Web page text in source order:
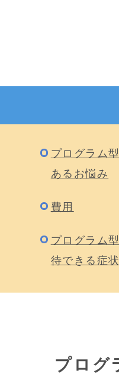
プログラム
あるお悩み
費用
プログラム
待できる症状
プログ